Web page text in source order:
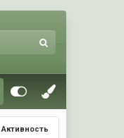
Активность